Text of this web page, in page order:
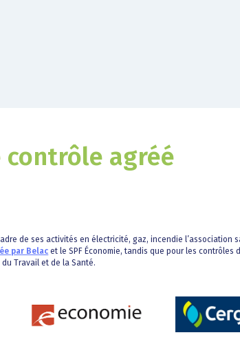
contrôle agréé
de ses activités en électricité, gaz, incendie l’association
par Belac et le SPF Économie, tandis que pour les contrôles
Travail et de la Santé.